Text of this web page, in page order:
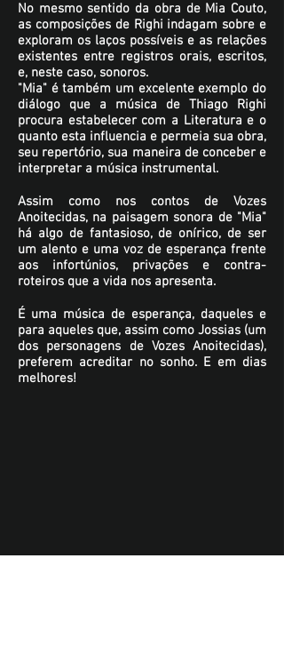
No mesmo sentido da obra de Mia Couto,
as composições de Righi indagam sobre e
exploram os laços possíveis e as relações
existentes entre registros orais, escritos,
e, neste caso, sonoros.
"Mia" é também um excelente exemplo do
diálogo que a música de Thiago Righi
procura estabelecer com a Literatura e o
quanto esta influencia e permeia sua obra,
seu repertório, sua maneira de conceber e
interpretar a música instrumental.
Assim como nos contos de Vozes
Anoitecidas, na paisagem sonora de "Mia"
há algo de fantasioso, de onírico, de ser
um alento e uma voz de esperança frente
aos infortúnios, privações e contra-
roteiros que a vida nos apresenta.
É uma música de esperança, daqueles e
para aqueles que, assim como Jossias (um
dos personagens de Vozes Anoitecidas),
preferem acreditar no sonho. E em dias
melhores!